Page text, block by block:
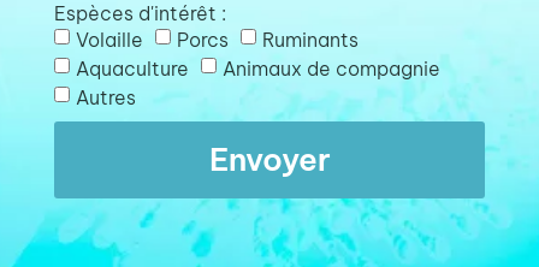
Espèces d'intérêt :
Volaille
Porcs
Ruminants
Aquaculture
Animaux de compagnie
Autres
Envoyer